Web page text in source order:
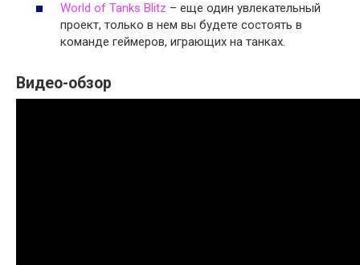
World of Tanks Blitz – еще один увлекательный
проект, только в нем вы будете состоять в
команде геймеров, играющих на танках.
Видео-обзор